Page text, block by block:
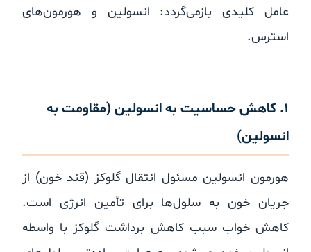
عامل کلیدی بازمی‌گردد: انسولین و هورمون‌های
استرس.
۱. کاهش حساسیت به انسولین (مقاومت به
انسولین)
هورمون انسولین مسئول انتقال گلوکز (قند خون) از
جریان خون به سلول‌ها برای تأمین انرژی است.
کاهش خواب سبب کاهش برداشت گلوکز با واسطه